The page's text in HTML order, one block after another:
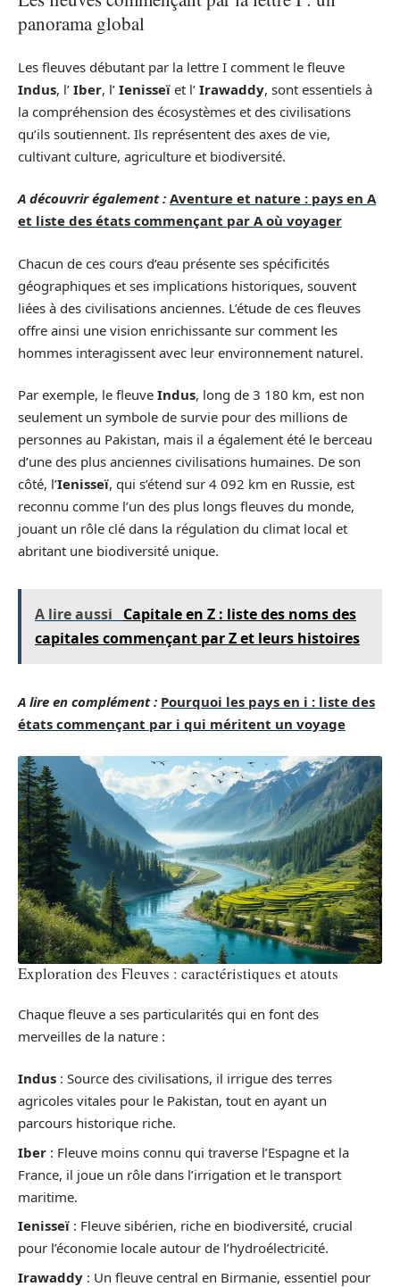
panorama global
Les fleuves débutant par la lettre I comment le fleuve
Indus, l’ Iber, l’ Ienisseï et l’ Irawaddy, sont essentiels à
la compréhension des écosystèmes et des civilisations
qu’ils soutiennent. Ils représentent des axes de vie,
cultivant culture, agriculture et biodiversité.
A découvrir également : Aventure et nature : pays en A
et liste des états commençant par A où voyager
Chacun de ces cours d’eau présente ses spécificités
géographiques et ses implications historiques, souvent
liées à des civilisations anciennes. L’étude de ces fleuves
offre ainsi une vision enrichissante sur comment les
hommes interagissent avec leur environnement naturel.
Par exemple, le fleuve Indus, long de 3 180 km, est non
seulement un symbole de survie pour des millions de
personnes au Pakistan, mais il a également été le berceau
d’une des plus anciennes civilisations humaines. De son
côté, l’Ienisseï, qui s’étend sur 4 092 km en Russie, est
reconnu comme l’un des plus longs fleuves du monde,
jouant un rôle clé dans la régulation du climat local et
abritant une biodiversité unique.
A lire aussi
Capitale en Z : liste des noms des
capitales commençant par Z et leurs histoires
A lire en complément : Pourquoi les pays en i : liste des
états commençant par i qui méritent un voyage
Exploration des Fleuves : caractéristiques et atouts
Chaque fleuve a ses particularités qui en font des
merveilles de la nature :
Indus : Source des civilisations, il irrigue des terres
agricoles vitales pour le Pakistan, tout en ayant un
parcours historique riche.
Iber : Fleuve moins connu qui traverse l’Espagne et la
France, il joue un rôle dans l’irrigation et le transport
maritime.
Ienisseï : Fleuve sibérien, riche en biodiversité, crucial
pour l’économie locale autour de l’hydroélectricité.
Irawaddy : Un fleuve central en Birmanie, essentiel pour